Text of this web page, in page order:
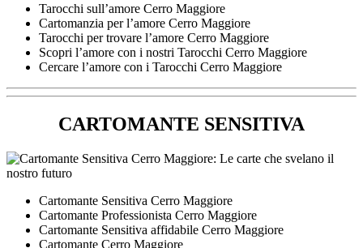
Tarocchi sull’amore Cerro Maggiore
Cartomanzia per l’amore Cerro Maggiore
Tarocchi per trovare l’amore Cerro Maggiore
Scopri l’amore con i nostri Tarocchi Cerro Maggiore
Cercare l’amore con i Tarocchi Cerro Maggiore
CARTOMANTE SENSITIVA
Cartomante Sensitiva Cerro Maggiore
Cartomante Professionista Cerro Maggiore
Cartomante Sensitiva affidabile Cerro Maggiore
Cartomante Cerro Maggiore